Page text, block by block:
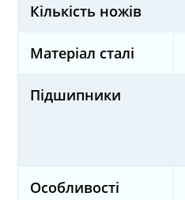
Кількість ножів
Матеріал сталі
Підшипники
Особливості